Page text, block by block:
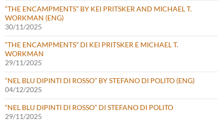
“THE ENCAMPMENTS” BY KEI PRITSKER AND MICHAEL T.
WORKMAN (ENG)
30/11/2025
“THE ENCAMPMENTS” DI KEI PRITSKER E MICHAEL T.
WORKMAN
29/11/2025
“NEL BLU DIPINTI DI ROSSO” BY STEFANO DI POLITO (ENG)
04/12/2025
“NEL BLU DIPINTI DI ROSSO” DI STEFANO DI POLITO
29/11/2025